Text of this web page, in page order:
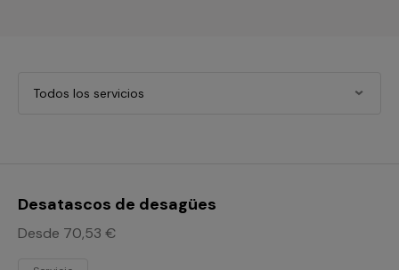
Todos los servicios
Desatascos de desagües
Desde 70,53 €